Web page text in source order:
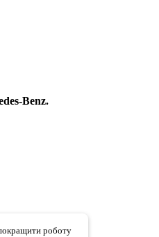
Benz.
роботу